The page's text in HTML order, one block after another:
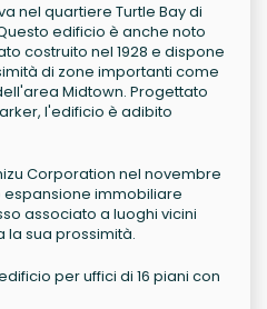
nel quartiere Turtle Bay di
edificio è anche noto
costruito nel 1928 e dispone
di zone importanti come
Midtown. Progettato
l'edificio è adibito
Corporation nel novembre
espansione immobiliare
associato a luoghi vicini
la sua prossimità.
per uffici di 16 piani con